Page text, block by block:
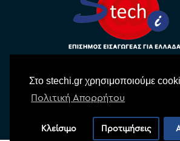
Στο stechi.gr χρησιμοποιούμε
Πολιτική Απορρήτου
Κλείσιμο Προτιμήσεις